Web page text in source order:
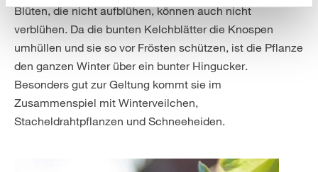
Blüten, die nicht aufblühen, können auch nicht
verblühen. Da die bunten Kelchblätter die Knospen
umhüllen und sie so vor Frösten schützen, ist die Pflanze
den ganzen Winter über ein bunter Hingucker.
Besonders gut zur Geltung kommt sie im
Zusammenspiel mit Winterveilchen,
Stacheldrahtpflanzen und Schneeheiden.